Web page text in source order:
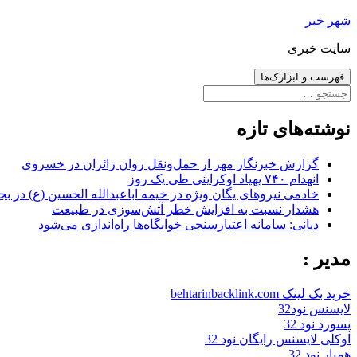
رفتن
نوشته‌ها
شهر خبر
سایت خبری
فهرست و ابزارک‌ها
جستجو
نوشته‌های تازه
گزارش خبرنگار مهر از حمل‌ونقل روان زائران در خسروی
انهدام ۷۴۰ پهپاد اوکراینی طی یک روز
خادمی نیروهای یگان ویژه در خیمه اباعبدالله الحسین (ع) در
هشدار نسبت به افزایش خطر آتش‌سوزی در طبیعت
دیانی: سامانه اعتبارسنجی خوابگاه‌ها راه‌اندازی می‌شود
مدیر :
خرید بک لینک behtarinbacklink.com
لایسنس نود32
پسورد نود 32
اوکلی لایسنس رایگان نود 32
همیار نود 32